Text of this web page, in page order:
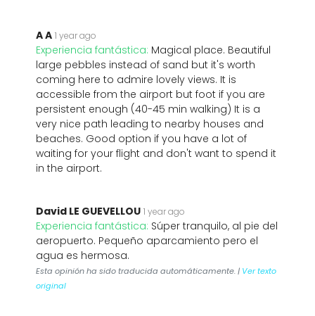
A A 1 year ago
Experiencia fantástica: Magical place. Beautiful
large pebbles instead of sand but it's worth
coming here to admire lovely views. It is
accessible from the airport but foot if you are
persistent enough (40-45 min walking) It is a
very nice path leading to nearby houses and
beaches. Good option if you have a lot of
waiting for your flight and don't want to spend it
in the airport.
David LE GUEVELLOU 1 year ago
Experiencia fantástica: Súper tranquilo, al pie del
aeropuerto. Pequeño aparcamiento pero el
agua es hermosa.
Esta opinión ha sido traducida automáticamente. | Ver texto
original